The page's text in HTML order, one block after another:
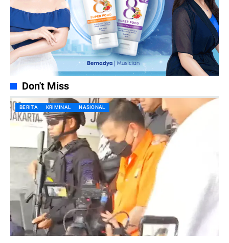
Don't Miss
BERITA KRIMINAL NASIONAL